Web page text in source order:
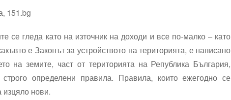
се гледа като на източник на доходи и все по-малко – като
е Законът за устройството на територията, е написано
на земите, част от територията на Република България,
определени правила. Правила, които ежегодно се
изцяло нови.